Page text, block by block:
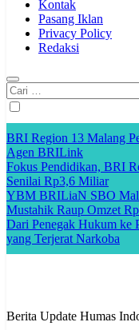
Kontak
Pasang Iklan
Privacy Policy
Redaksi
Cari
untuk:
BRI Region 13 Malang
Agen BRILink
Fokus Pendidikan, BRI
Senilai Rp3,6 Miliar
YBM BRILiaN SBO
Mustahik Raup Omzet
Dari Penegak Hukum ke
yang Terjerat Narkoba
Berita Update Humas